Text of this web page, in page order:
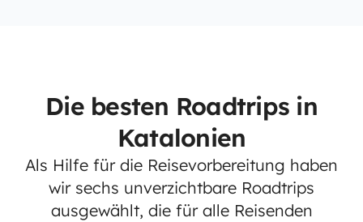
Die besten Roadtrips in
Katalonien
Als Hilfe für die Reisevorbereitung haben
wir sechs unverzichtbare Roadtrips
ausgewählt, die für alle Reisenden